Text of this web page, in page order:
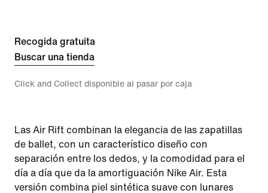
Recogida gratuita
Buscar una tienda
Click and Collect disponible al pasar por caja
Las Air Rift combinan la elegancia de las zapatillas
de ballet, con un característico diseño con
separación entre los dedos, y la comodidad para el
día a día que da la amortiguación Nike Air. Esta
versión combina piel sintética suave con lunares